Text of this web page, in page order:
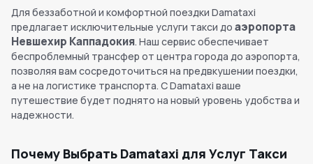
Для беззаботной и комфортной поездки Damataxi
предлагает исключительные услуги такси до аэропорта
Невшехир Каппадокия. Наш сервис обеспечивает
беспроблемный трансфер от центра города до аэропорта,
позволяя вам сосредоточиться на предвкушении поездки,
а не на логистике транспорта. С Damataxi ваше
путешествие будет поднято на новый уровень удобства и
надежности.
Почему Выбрать Damataxi для Услуг Такси